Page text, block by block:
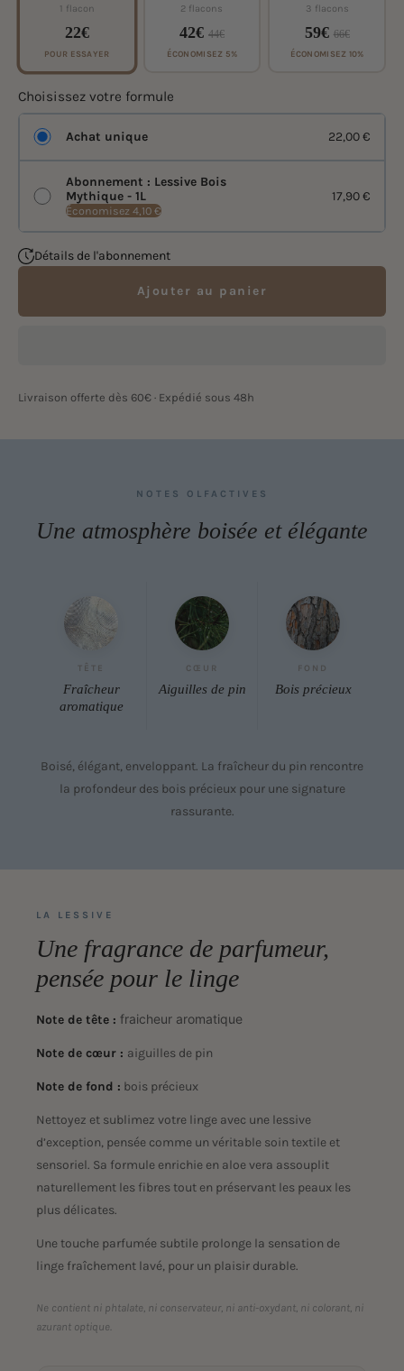
1 flacon
22€
POUR ESSAYER
2 flacons
42€ 44€
ÉCONOMISEZ 5%
3 flacons
59€ 66€
ÉCONOMISEZ 10%
Choisissez votre formule
Achat unique 22,00 €
Abonnement : Lessive Bois
Mythique - 1L
Économisez 4,10 €
17,90 €
Détails de l'abonnement
Ajouter au panier
Livraison offerte dès 60€ · Expédié sous 48h
NOTES OLFACTIVES
Une atmosphère boisée et élégante
TÊTE
Fraîcheur
aromatique
CŒUR
Aiguilles de pin
FOND
Bois précieux
Boisé, élégant, enveloppant. La fraîcheur du pin rencontre
la profondeur des bois précieux pour une signature
rassurante.
LA LESSIVE
Une fragrance de parfumeur,
pensée pour le linge
Note de tête : fraicheur aromatique
Note de cœur : aiguilles de pin
Note de fond : bois précieux
Nettoyez et sublimez votre linge avec une lessive
d’exception, pensée comme un véritable soin textile et
sensoriel. Sa formule enrichie en aloe vera assouplit
naturellement les fibres tout en préservant les peaux les
plus délicates.
Une touche parfumée subtile prolonge la sensation de
linge fraîchement lavé, pour un plaisir durable.
Ne contient ni phtalate, ni conservateur, ni anti-oxydant, ni colorant, ni
azurant optique.